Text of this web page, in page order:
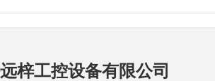
梓工控设备有限公司